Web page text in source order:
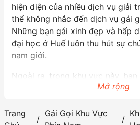
hiện diện của nhiều dịch vụ giải
thể không nhắc đến dịch vụ gái
Những bạn gái xinh đẹp và hấp
đại học ở Huế luôn thu hút sự
nam giới.
Ngoài ra, trong khu vực này,
dàng tìm thấy các dịch vụ gái
thể mang đến cho bạn những
Mở rộng
Trang
Gái Gọi Khu Vực